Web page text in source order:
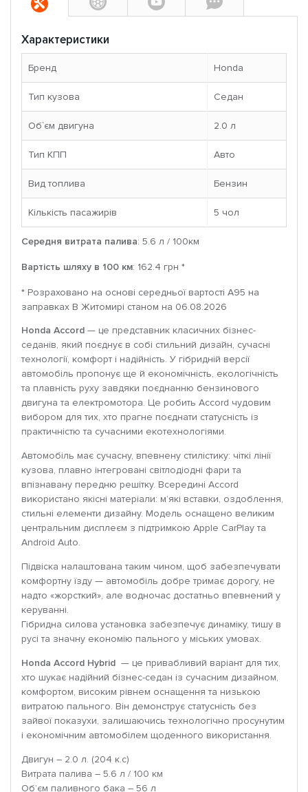
Характеристики
Бренд Honda
Тип кузова Седан
Об`єм двигуна 2.0 л
Тип КПП Авто
Вид топлива Бензин
Кількість пасажирів 5 чoл
Середня витрата палива: 5.6 л / 100км
Вартість шляху в 100 км: 162.4 грн *
* Розраховано на основі середньої вартості A95 на
заправках В Житомирі станом на 06.08.2026
Honda Accord — це представник класичних бізнес-
седанів, який поєднує в собі стильний дизайн, сучасні
технології, комфорт і надійність. У гібридній версії
автомобіль пропонує ще й економічність, екологічність
та плавність руху завдяки поєднанню бензинового
двигуна та електромотора. Це робить Accord чудовим
вибором для тих, хто прагне поєднати статусність із
практичністю та сучасними екотехнологіями.
Автомобіль має сучасну, впевнену стилістику: чіткі лінії
кузова, плавно інтегровані світлодіодні фари та
впізнавану передню решітку. Всередині Accord
використано якісні матеріали: м’які вставки, оздоблення,
стильні елементи дизайну. Модель оснащено великим
центральним дисплеєм з підтримкою Apple CarPlay та
Android Auto.
Підвіска налаштована таким чином, щоб забезпечувати
комфортну їзду — автомобіль добре тримає дорогу, не
надто «жорсткий», але водночас достатньо впевнений у
керуванні.
Гібридна силова установка забезпечує динаміку, тишу в
русі та значну економію пального у міських умовах.
Honda Accord Hybrid — це привабливий варіант для тих,
хто шукає надійний бізнес-седан із сучасним дизайном,
комфортом, високим рівнем оснащення та низькою
витратою пального. Він демонструє статусність без
зайвої показухи, залишаючись технологічно просунутим
і економічним автомобілем щоденного використання.
Двигун – 2.0 л. (204 к.с)
Витрата палива – 5.6 л / 100 км
Об’єм паливного бака – 56 л